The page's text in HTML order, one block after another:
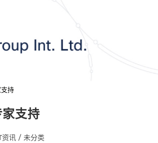
持
支持
资讯 / 未分类